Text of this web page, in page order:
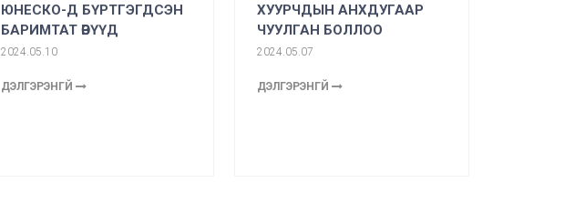
ЮНЕСКО-Д БҮРТГЭГДСЭН
БАРИМТАТ ӨВҮҮД
2024.05.10
ДЭЛГЭРЭНГҮЙ
ХУУРЧДЫН АНХДУГААР
ЧУУЛГАН БОЛЛОО
2024.05.07
ДЭЛГЭРЭНГҮЙ